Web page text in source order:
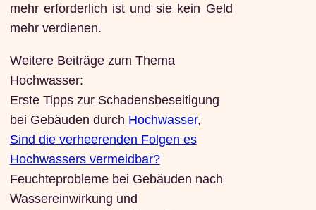
mehr erforderlich ist und sie kein Geld
mehr verdienen.
Weitere Beiträge zum Thema
Hochwasser:
Erste Tipps zur Schadensbeseitigung
bei Gebäuden durch Hochwasser,
Sind die verheerenden Folgen es
Hochwassers vermeidbar?
Feuchteprobleme bei Gebäuden nach
Wassereinwirkung und